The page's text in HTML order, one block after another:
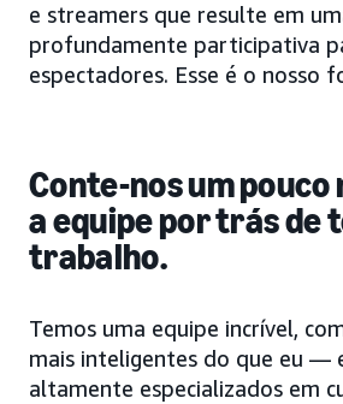
e streamers que resulte em
profundamente participativa
espectadores. Esse é o nosso
Conte-nos um pouco
a equipe por trás de
trabalho.
Temos uma equipe incrível,
mais inteligentes do que eu —
altamente especializados em